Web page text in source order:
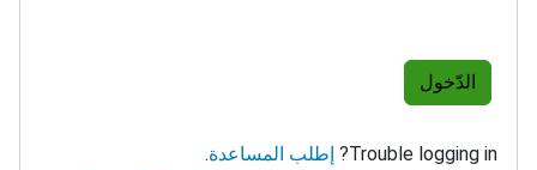
الدّخول
Trouble logging in? إطلب المساعدة.